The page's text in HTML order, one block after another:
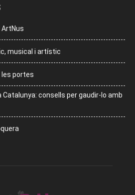
ArtNus
musical i artístic
les portes
Catalunya: consells per gaudir-lo amb